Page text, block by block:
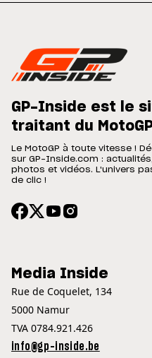
GP-Inside est le
traitant du
Le MotoGP à toute vitesse !
sur GP-Inside.com :
photos et vidéos. L'univers
de clic !
Media Inside
Rue de Coquelet, 134
5000 Namur
TVA 0784.921.426
info@gp-inside.be